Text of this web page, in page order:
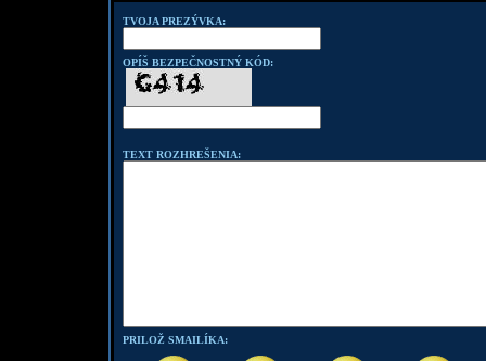
TVOJA PREZÝVKA:
OPÍŠ BEZPEČNOSTNÝ KÓD:
TEXT ROZHREŠENIA:
PRILOŽ SMAILÍKA: